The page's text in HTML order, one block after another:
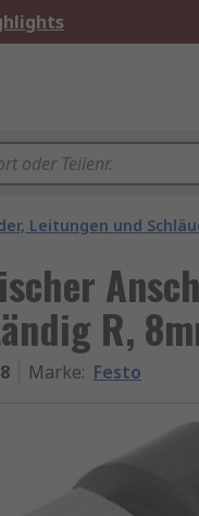
Leitungen und
R,
Marke: Festo